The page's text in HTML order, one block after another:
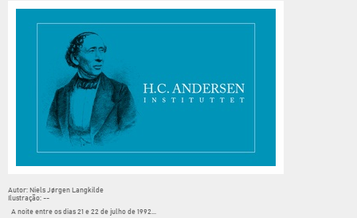
Autor: Niels Jørgen Langkilde
Ilustração: --
A noite entre os dias 21 e 22 de julho de 1992...